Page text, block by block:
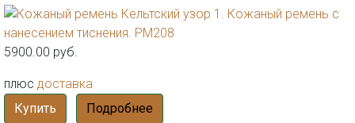
5900.00 руб.
плюс доставка
Купить
Подробнее